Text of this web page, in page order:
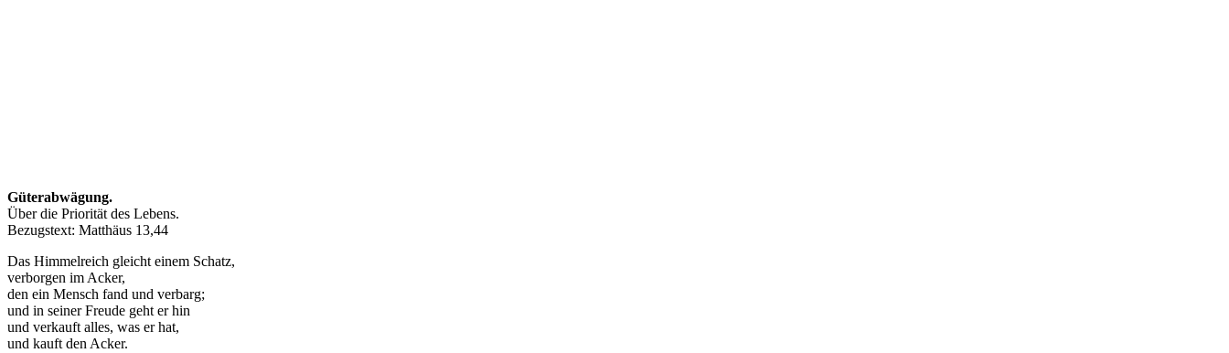
Güterabwägung.
Über die Priorität des Lebens.
Bezugstext: Matthäus 13,44
Das Himmelreich gleicht einem Schatz,
verborgen im Acker,
den ein Mensch fand und verbarg;
und in seiner Freude geht er hin
und verkauft alles, was er hat,
und kauft den Acker.